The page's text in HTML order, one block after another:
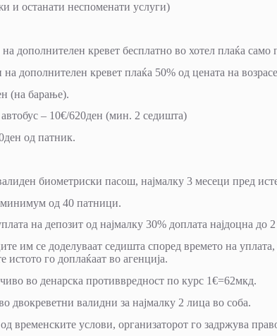
и останати неспоменати услуги)
дополнителен кревет бесплатно во хотел плаќа
дополнителен кревет плаќа 50% од цената на
(на барање).
– 10€/620ден (мин. 2 седишта)
од патник.
биометриски пасош, најмалку 3 месеци пред
минимум од 40 патници.
на депозит од најмалку 30% доплата најдоцна до
им се доделуваат седишта според времето на
го доплаќаат во агенција.
во денарска противвредност по курс 1€=62мкд.
двокреветни валидни за најмалку 2 лица во соба.
временските услови, организаторот го задржува